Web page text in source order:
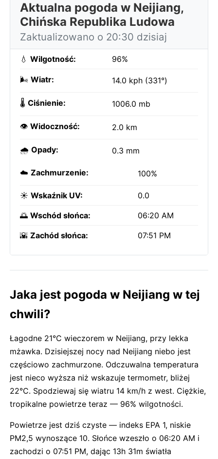
Aktualna pogoda w Neijiang,
Chińska Republika Ludowa
Zaktualizowano o 20:30 dzisiaj
💧 Wilgotność: 96%
🌬️ Wiatr: 14.0 kph (331°)
🌡️ Ciśnienie: 1006.0 mb
👁️ Widoczność: 2.0 km
🌧️ Opady: 0.3 mm
☁️ Zachmurzenie: 100%
☀️ Wskaźnik UV: 0.0
🌅 Wschód słońca: 06:20 AM
🌇 Zachód słońca: 07:51 PM
Jaka jest pogoda w Neijiang w tej
chwili?
Łagodne 21°C wieczorem w Neijiang, przy lekka
mżawka. Dzisiejszej nocy nad Neijiang niebo jest
częściowo zachmurzone. Odczuwalna temperatura
jest nieco wyższa niż wskazuje termometr, bliżej
22°C. Spodziewaj się wiatru 14 km/h z west. Ciężkie,
tropikalne powietrze teraz — 96% wilgotności.
Powietrze jest dziś czyste — indeks EPA 1, niskie
PM2,5 wynoszące 10. Słońce wzeszło o 06:20 AM i
zachodzi o 07:51 PM, dając 13h 31m światła